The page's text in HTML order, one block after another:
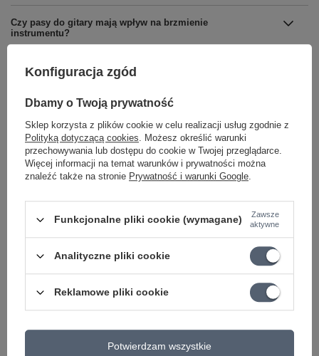
Czy pasy do gitary mają wpływ na brzmienie
instrumentu?
Jakie pasy gitarowe są najlepsze na scenę koncertową?
Marka Ernie Ball
Podmiot odpowiedzialny za ten
Audiomusica Więcej
Symbol EB 4037
DŁUGOŚĆ 96-172cm
KOLOR
KATEGORIA PASY DO GITARY
Parametry bezpieczeństwa Parametry bezpieczeństwa
Konfiguracja zgód
Dbamy o Twoją prywatność
Sklep korzysta z plików cookie w celu realizacji usług zgodnie z
Polityką dotyczącą cookies. Możesz określić warunki
przechowywania lub dostępu do cookie w Twojej przeglądarce.
Więcej informacji na temat warunków i prywatności można
znaleźć także na stronie Prywatność i warunki Google.
Funkcjonalne pliki cookie (wymagane)
Zawsze
aktywne
Analityczne pliki cookie
Reklamowe pliki cookie
Potwierdzam wszystkie